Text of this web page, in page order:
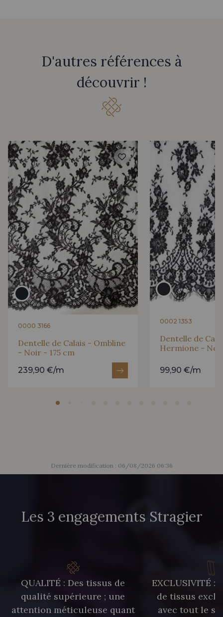
D'autres références à
découvrir !
0000 3166
Dentelle de Calais - Ombline
- Noir - 175 cm
239,90 €/m
0002 1353
Dentelle de
Hermione -
99,90 €/m
Dernière modification : 06/08/2026 06:36
Les 3 engagements Stragier
QUALITÉ : Des tissus de
qualité supérieure ; une
attention méticuleuse quant
EXCLUSIVITÉ :
de tissus
avec tout le